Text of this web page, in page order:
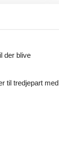
der blive
til tredjepart med